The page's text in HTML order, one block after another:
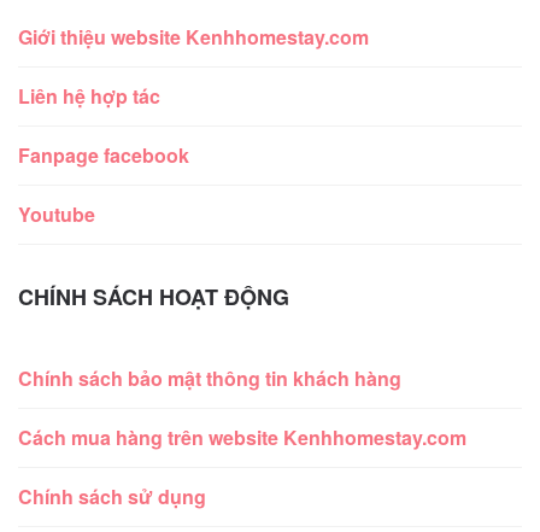
Giới thiệu website Kenhhomestay.com
Liên hệ hợp tác
Fanpage facebook
Youtube
CHÍNH SÁCH HOẠT ĐỘNG
Chính sách bảo mật thông tin khách hàng
Cách mua hàng trên website Kenhhomestay.com
Chính sách sử dụng